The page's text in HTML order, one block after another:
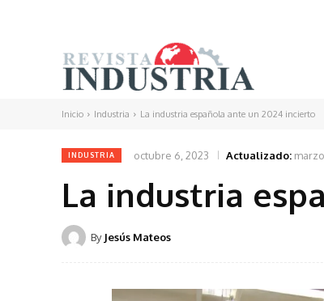
Inicio Industria La industria española ante un 2024 incierto
INDUSTRIA octubre 6, 2023 Actualizado:
La industria
By Jesús Mateos